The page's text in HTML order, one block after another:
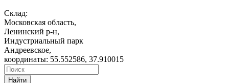
Склад:
Московская область,
Ленинский р-н,
Индустриальный парк
Андреевское,
координаты: 55.552586, 37.910015
Найти